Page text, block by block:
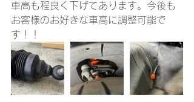
車高も程良く下げてあります。今後も
お客様のお好きな車高に調整可能で
す！！